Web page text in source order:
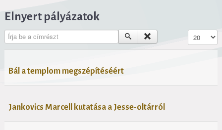
Elnyert pályázatok
Írja be a címrészt
Bál a templom megszépítéséért
Jankovics Marcell kutatása a Jesse-oltárról